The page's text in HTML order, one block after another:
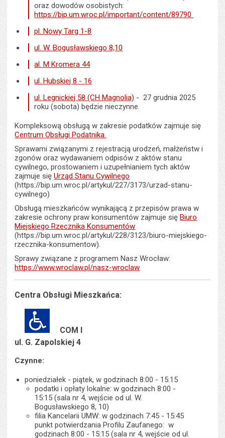
oraz dowodów osobistych:
https://bip.um.wroc.pl/important/content/89790
pl. Nowy Targ 1-8
ul. W. Bogusławskiego 8,10
al. M Kromera 44
ul. Hubskiej 8 - 16
ul. Legnickiej 58 (CH Magnolia) - 27 grudnia 2025
roku (sobota) będzie nieczynne.
Kompleksową obsługą w zakresie podatków zajmuje się
Centrum Obsługi Podatnika.
Sprawami związanymi z rejestracją urodzeń, małżeństw i
zgonów oraz wydawaniem odpisów z aktów stanu
cywilnego, prostowaniem i uzupełnianiem tych aktów
zajmuje sięUrząd Stanu Cywilnego
(https://bip.um.wroc.pl/artykul/227/3173/urzad-stanu-
cywilnego)
Obsługą mieszkańców wynikającą z przepisów prawa w
zakresie ochrony praw konsumentów zajmuje sięBiuro
Miejskiego Rzecznika Konsumentów
(https://bip.um.wroc.pl/artykul/228/3123/biuro-miejskiego-
rzecznika-konsumentow).
Sprawy związane z programem Nasz Wrocław:
https://www.wroclaw.pl/nasz-wroclaw
Centra Obsługi Mieszkańca:
COM I
ul. G. Zapolskiej 4
Czynne:
poniedziałek - piątek, w godzinach 8:00 - 15:15
podatki i opłaty lokalne: w godzinach 8:00 -
15:15 (sala nr 4, wejście od ul. W.
Bogusławskiego 8, 10)
filia Kancelarii UMW: w godzinach 7:45 - 15:45
punkt potwierdzania Profilu Zaufanego: w
godzinach 8:00 - 15:15 (sala nr 4, wejście od ul.